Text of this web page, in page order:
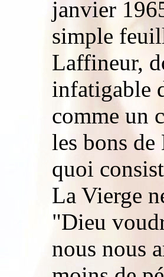
janvier
simple
Laffineur,
infatigable
comme un
les bons
quoi
La Vierge
"Dieu
nous nous